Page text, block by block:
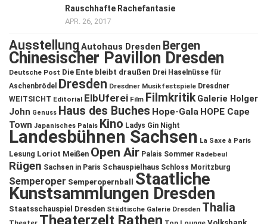
Rauschhafte Rachefantasie
APR. 26, 2017
Ausstellung Autohaus Dresden Bergen
Chinesischer Pavillon Dresden
Deutsche Post Die Ente bleibt draußen Drei Haselnüsse für
Aschenbrödel
Dresden Dresdner Musikfestspiele Dresdner
WEITSICHT Editorial ElbUferei Film Filmkritik Galerie Holger
John Genuss Haus des Buches Hope-Gala HOPE Cape
Town Japanisches Palais Kino Ladys Gin Night
Landesbühnen Sachsen La Saxe à Paris
Lesung Loriot Meißen Open Air Palais Sommer Radebeul
Rügen Sachsen in Paris Schauspielhaus Schloss Moritzburg
Semperoper Semperopernball Staatliche
Kunstsammlungen Dresden
Staatsschauspiel Dresden Städtische Galerie Dresden Thalia
Theaterzelt Rathen